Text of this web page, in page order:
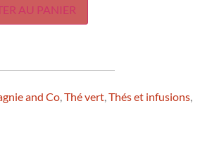
AU PANIER
and Co Thé vert Thés et infusions